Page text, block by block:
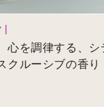
を調律する、シテ
ルーシブの香り